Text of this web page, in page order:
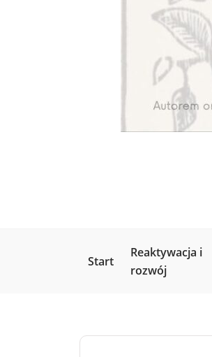
Start
Reaktywacja i
rozwój